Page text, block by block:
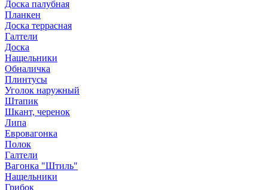
Доска палубная
Планкен
Доска террасная
Галтели
Доска
Нащельники
Обналичка
Плинтусы
Уголок наружный
Штапик
Шкант, черенок
Липа
Евровагонка
Полок
Галтели
Вагонка "Штиль"
Нащельники
Грибок